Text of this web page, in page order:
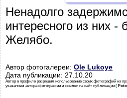
Ненадолго
интересного из них
Желябо.
Автор фотогалереи: Ole Lukoye
Дата публикации: 27.10.20
Автор в профиле разрешил использование своих фотографий на
указанием автора фотографии и ссылки на сайт публикации (